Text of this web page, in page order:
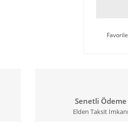
Senetli Ödeme
Elden Taksit İmkanı